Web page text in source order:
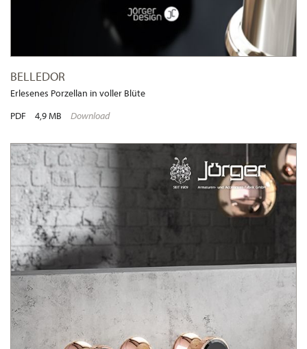
BELLEDOR
Erlesenes Porzellan in voller Blüte
PDF
4,9 MB Download